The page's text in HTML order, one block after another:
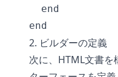
  end
2. ビルダーの定義
次に、HTML文書を